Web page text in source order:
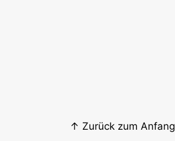
↑ Zurück zum Anfang